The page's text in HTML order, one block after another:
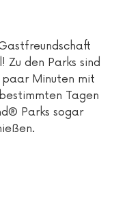
den Parks sind
paar Minuten mit
Tagen
Parks sogar